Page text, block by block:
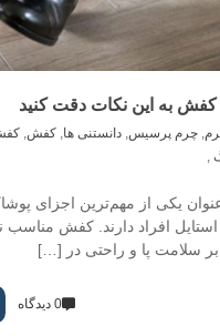
کفش به این نکات دقت کنید
,چرم پرسیس,دانستنی ها,کفش,
,
یکی از مهم‌ترین اجزای
افراد دارند. کفش مناسب
بر سلامت پا و راحتی در […]
0 دیدگاه